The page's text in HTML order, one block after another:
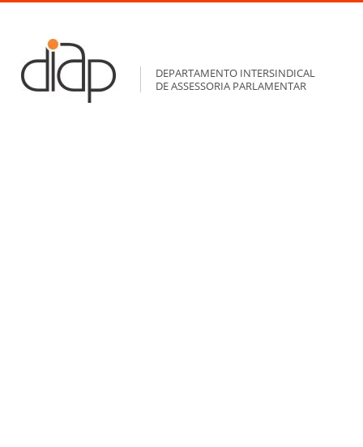
DEPARTAMENTO INTERSINDICAL
DE ASSESSORIA PARLAMENTAR